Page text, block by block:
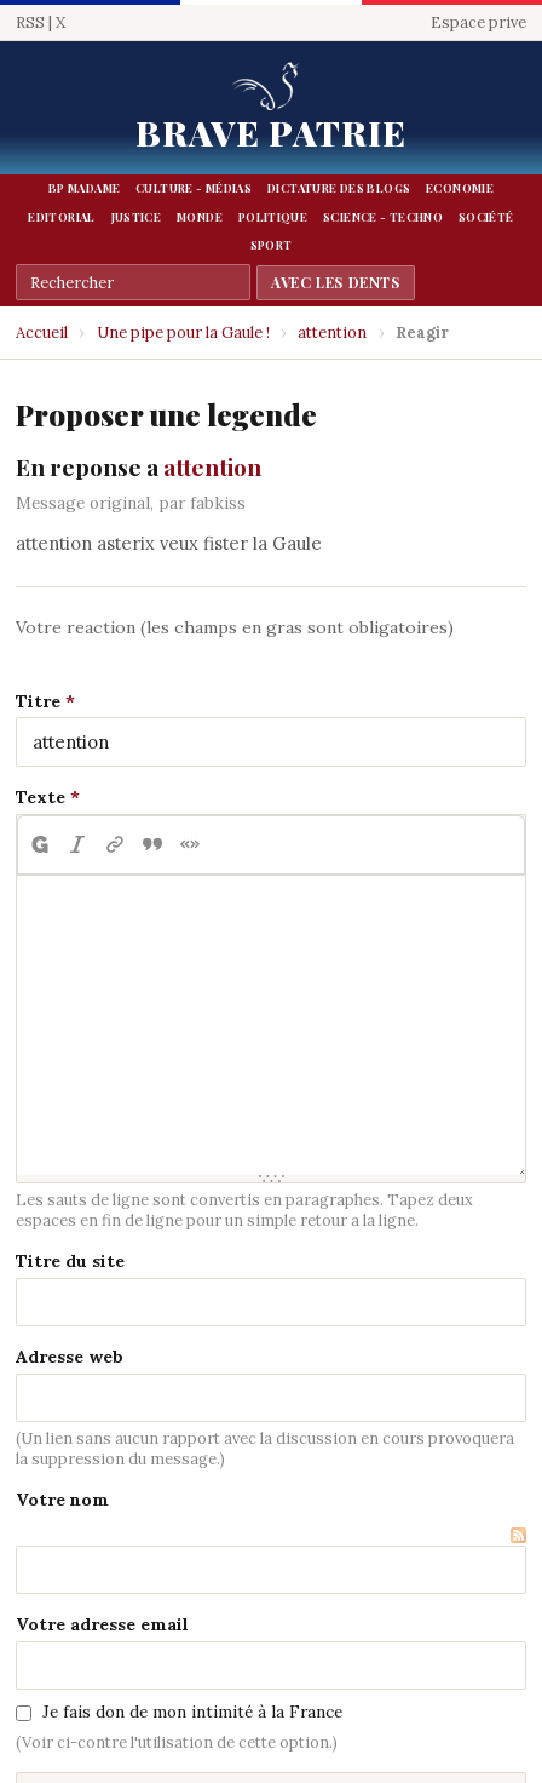
RSS | X Espace prive
BRAVE PATRIE
BP MADAME CULTURE - MÉDIAS DICTATURE DES BLOGS
ECONOMIE
EDITORIAL
JUSTICE MONDE POLITIQUE SCIENCE - TECHNO
SOCIÉTÉ
SPORT
Accueil › Une pipe pour la Gaule ! › attention › Reagir
Proposer une legende
En reponse a attention
Message original, par fabkiss
attention asterix veux fister la Gaule
Votre reaction (les champs en gras sont obligatoires)
Titre
Texte
Les sauts de ligne sont convertis en paragraphes. Tapez deux
espaces en fin de ligne pour un simple retour a la ligne.
Titre du site
Adresse web
(Un lien sans aucun rapport avec la discussion en cours provoquera
la suppression du message.)
Votre nom
Votre adresse email
Je fais don de mon intimité à la France
(Voir ci-contre l'utilisation de cette option.)